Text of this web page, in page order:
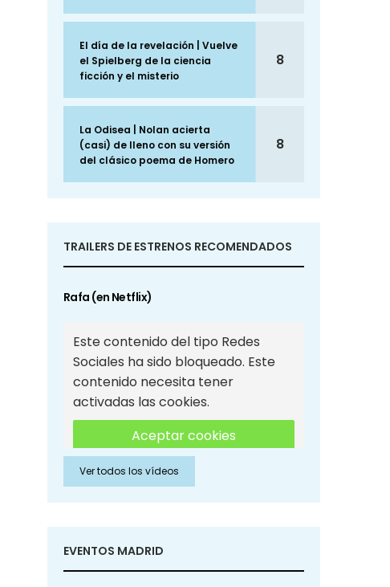
El día de la revelación | Vuelve
el Spielberg de la ciencia
ficción y el misterio
8
La Odisea | Nolan acierta
(casi) de lleno con su versión
del clásico poema de Homero
8
TRAILERS DE ESTRENOS RECOMENDADOS
Rafa (en Netflix)
Este contenido del tipo Redes
Sociales ha sido bloqueado. Este
contenido necesita tener
activadas las cookies.
Aceptar cookies
Aceptar cookies de Redes
Sociales
Ver todos los vídeos
EVENTOS MADRID